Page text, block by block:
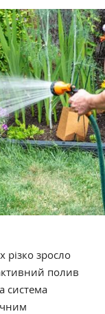
різко зросло
полив
система